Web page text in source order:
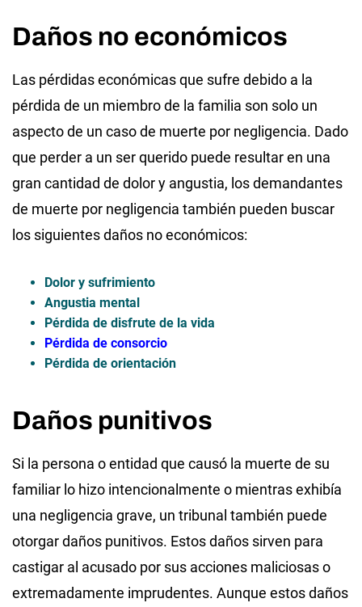
Daños no económicos
Las pérdidas económicas que sufre debido a la
pérdida de un miembro de la familia son solo un
aspecto de un caso de muerte por negligencia. Dado
que perder a un ser querido puede resultar en una
gran cantidad de dolor y angustia, los demandantes
de muerte por negligencia también pueden buscar
los siguientes daños no económicos:
Dolor y sufrimiento
Angustia mental
Pérdida de disfrute de la vida
Pérdida de consorcio
Pérdida de orientación
Daños punitivos
Si la persona o entidad que causó la muerte de su
familiar lo hizo intencionalmente o mientras exhibía
una negligencia grave, un tribunal también puede
otorgar daños punitivos. Estos daños sirven para
castigar al acusado por sus acciones maliciosas o
extremadamente imprudentes. Aunque estos daños